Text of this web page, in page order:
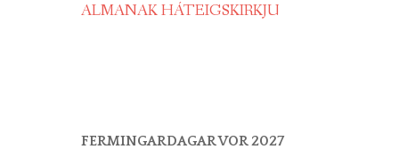
ALMANAK HÁTEIGSKIRKJU
FERMINGARDAGAR VOR 2027